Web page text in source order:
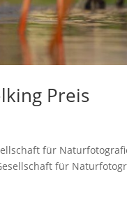
Preis
für
für